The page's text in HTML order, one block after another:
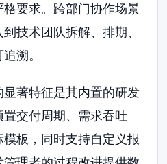
要求。跨部门协作场景
技术团队拆解、排期、
溯。
著特征是其内置的研发
交付周期、需求吞吐
板，同时支持自定义报